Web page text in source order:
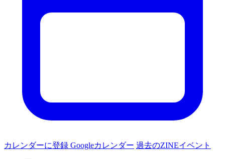
カレンダーに登録 Googleカレンダー 過去のZINEイベント